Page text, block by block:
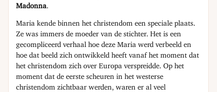
Madonna.
Maria kende binnen het christendom een speciale plaats.
Ze was immers de moeder van de stichter. Het is een
gecompliceerd verhaal hoe deze Maria werd verbeeld en
hoe dat beeld zich ontwikkeld heeft vanaf het moment dat
het christendom zich over Europa verspreidde. Op het
moment dat de eerste scheuren in het westerse
christendom zichtbaar werden, waren er al veel